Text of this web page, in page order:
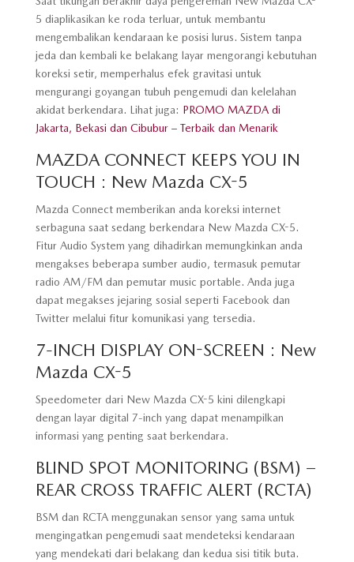
5 diaplikasikan ke roda terluar, untuk membantu
mengembalikan kendaraan ke posisi lurus. Sistem tanpa
jeda dan kembali ke belakang layar mengorangi kebutuhan
koreksi setir, memperhalus efek gravitasi untuk
mengurangi goyangan tubuh pengemudi dan kelelahan
akidat berkendara. Lihat juga: PROMO MAZDA di
Jakarta, Bekasi dan Cibubur – Terbaik dan Menarik
MAZDA CONNECT KEEPS YOU IN
TOUCH : New Mazda CX-5
Mazda Connect memberikan anda koreksi internet
serbaguna saat sedang berkendara New Mazda CX-5.
Fitur Audio System yang dihadirkan memungkinkan anda
mengakses beberapa sumber audio, termasuk pemutar
radio AM/FM dan pemutar music portable. Anda juga
dapat megakses jejaring sosial seperti Facebook dan
Twitter melalui fitur komunikasi yang tersedia.
7-INCH DISPLAY ON-SCREEN : New
Mazda CX-5
Speedometer dari New Mazda CX-5 kini dilengkapi
dengan layar digital 7-inch yang dapat menampilkan
informasi yang penting saat berkendara.
BLIND SPOT MONITORING (BSM) –
REAR CROSS TRAFFIC ALERT (RCTA)
BSM dan RCTA menggunakan sensor yang sama untuk
mengingatkan pengemudi saat mendeteksi kendaraan
yang mendekati dari belakang dan kedua sisi titik buta.